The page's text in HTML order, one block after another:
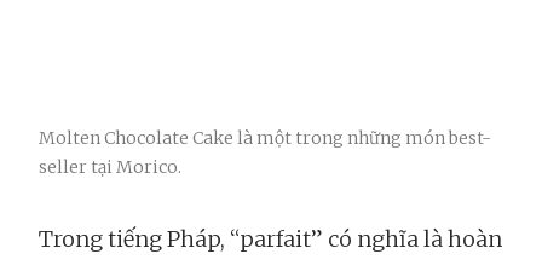
Molten Chocolate Cake là một trong những món best-
seller tại Morico.
Trong tiếng Pháp, “parfait” có nghĩa là hoàn